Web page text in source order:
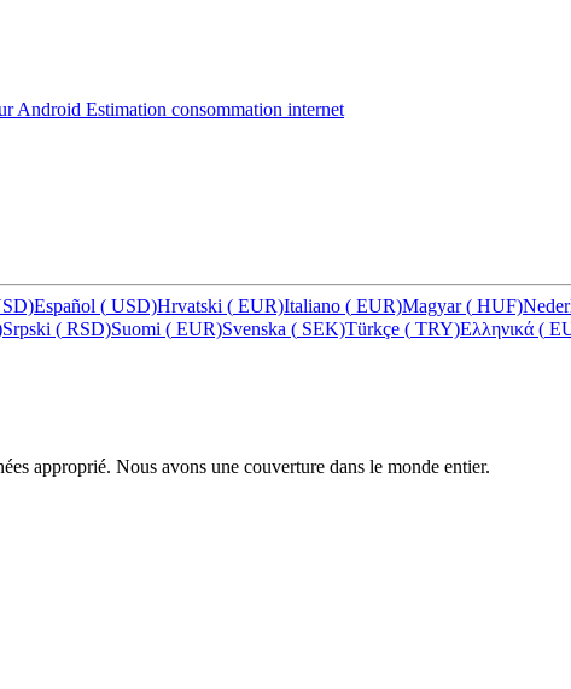
Android Estimation consommation internet
Español ( USD)Hrvatski ( EUR)Italiano ( EUR)Magyar( HUF)
Srpski ( RSD)Suomi ( EUR)Svenska ( SEK)Türkçe ( TRY)Ελληνικά (
approprié. Nous avons une couverture dans le monde entier.